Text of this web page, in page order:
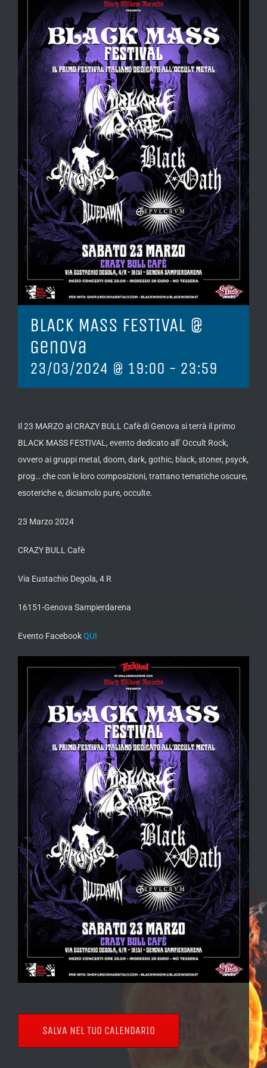
BLACK MASS FESTIVAL @
Genova
23/03/2024 @ 19:00 - 23:59
Il 23 MARZO al CRAZY BULL Cafè di Genova si terrà il primo
BLACK MASS FESTIVAL, evento dedicato all’ Occult Rock,
ovvero ai gruppi metal, doom, dark, gothic, black, stoner, psyck,
prog… che con le loro composizioni, trattano tematiche oscure,
esoteriche e, diciamolo pure, occulte.
23 Marzo 2024
CRAZY BULL Cafè
Via Eustachio Degola, 4 R
16151-Genova Sampierdarena
Evento FacebookQUI
SALVA NEL TUO CALENDARIO